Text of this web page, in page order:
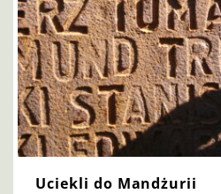
Uciekli do Mandżurii